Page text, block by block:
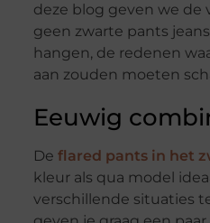
deze blog geven we de
geen zwarte pants
hangen, de redenen
aan zouden moeten
Eeuwig
De flared pants in het
kleur als qua model
verschillende situaties